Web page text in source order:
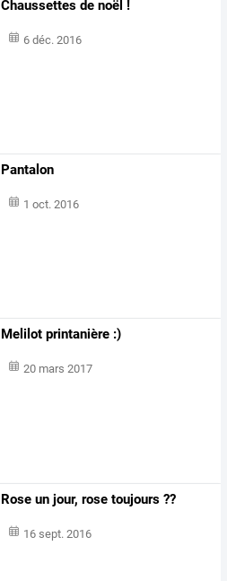
Chaussettes de noël !
6 déc. 2016
Pantalon
1 oct. 2016
Melilot printanière :)
20 mars 2017
Rose un jour, rose toujours ??
16 sept. 2016